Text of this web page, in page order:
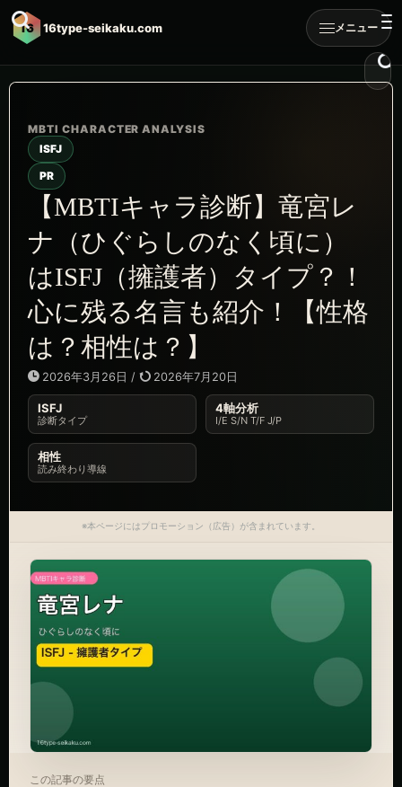
16 16type-seikaku.com メニュー
ISFJ
PR
【MBTIキャラ診断】竜宮レ
ナ（ひぐらしのなく頃に）
はISFJ（擁護者）タイプ？！
心に残る名言も紹介！【性格
は？相性は？】
2026年3月26日 / 2026年7月20日
ISFJ
診断タイプ
4軸分析
I/E S/N T/F J/P
相性
読み終わり導線
※本ページにはプロモーション（広告）が含まれています。
この記事の要点